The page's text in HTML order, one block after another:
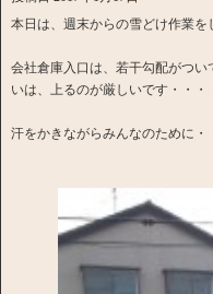
本日は、週末からの雪どけ作業
会社倉庫入口は、若干勾配がつ
いは、上るのが厳しいです・・
汗をかきながらみんなのために・